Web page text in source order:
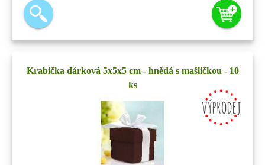
Krabička dárková 5x5x5 cm - hnědá s mašličkou - 10
ks